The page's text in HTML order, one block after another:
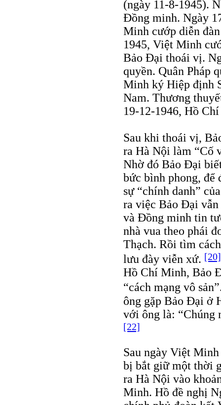
(ngày 11-8-1945).
Đồng minh. Ngày
Minh cướp diễn
1945, Việt Minh
Bảo Đại thoái vị.
quyền. Quân Pháp
Minh ký Hiệp định
Nam. Thương
19-12-1946, Hồ
Sau khi thoái vị,
ra Hà Nội làm “Cố
Nhờ đó Bảo Đại
bức bình phong, để
sự “chính danh”
ra việc Bảo Đại vẫn
và Đồng minh tin
nhà vua theo phái
Thạch. Rồi tìm
lưu đày viễn xứ. [20]
Hồ Chí Minh, Bảo
“cách mạng vô
ông gặp Bảo Đại ở
với ông là: “Chúng
[22]
Sau ngày Việt
bị bắt giữ một thời
ra Hà Nội vào
Minh. Hồ đề nghị